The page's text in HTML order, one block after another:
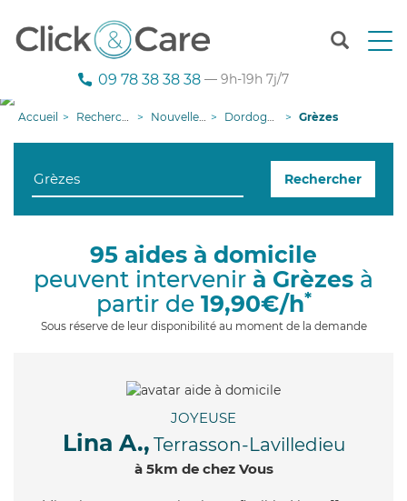
T
n
g
09 78 38 38 38 — 9h-19h 7j/7
Accueil Recherche aide à domicile Nouvelle-Aquitaine Dordogne Grèzes
Rechercher
95 aides à domicile
peuvent intervenir à Grèzes à
partir de 19,90€/h*
Sous réserve de leur disponibilité au moment de la demande
JOYEUSE
Lina A., Terrasson-Lavilledieu
à 5km de chez Vous